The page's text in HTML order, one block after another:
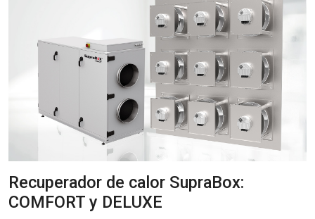
Recuperador de calor SupraBox:
COMFORT y DELUXE